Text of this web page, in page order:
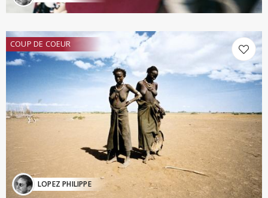
COUP DE COEUR
LOPEZ PHILIPPE